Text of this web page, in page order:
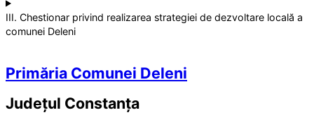
III. Chestionar privind realizarea strategiei de dezvoltare locală a
comunei Deleni
Primăria Comunei Deleni
Județul Constanța